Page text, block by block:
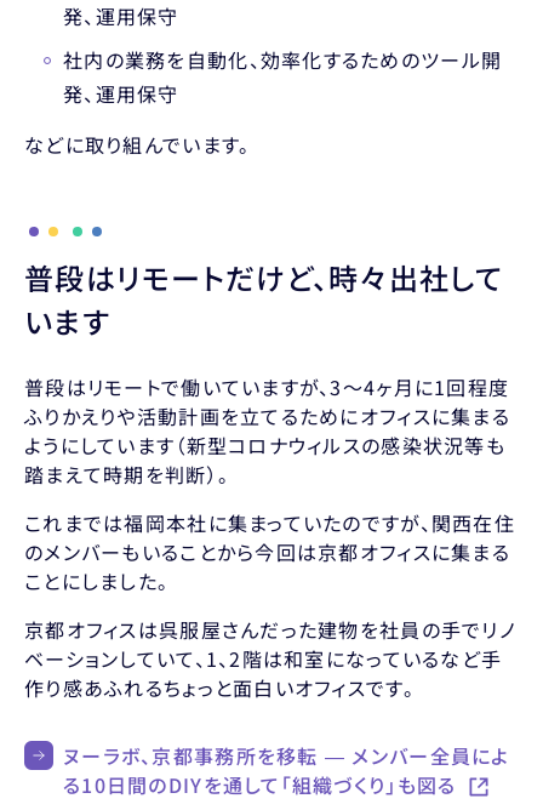
発、運用保守
社内の業務を自動化、効率化するためのツール開
発、運用保守
などに取り組んでいます。
普段はリモートだけど、時々出社して
います
普段はリモートで働いていますが、3〜4ヶ月に1回程度
ふりかえりや活動計画を立てるためにオフィスに集まる
ようにしています（新型コロナウィルスの感染状況等も
踏まえて時期を判断）。
これまでは福岡本社に集まっていたのですが、関西在住
のメンバーもいることから今回は京都オフィスに集まる
ことにしました。
京都オフィスは呉服屋さんだった建物を社員の手でリノ
ベーションしていて、1、2階は和室になっているなど手
作り感あふれるちょっと面白いオフィスです。
ヌーラボ、京都事務所を移転 — メンバー全員によ
る10日間のDIYを通して「組織づくり」も図る